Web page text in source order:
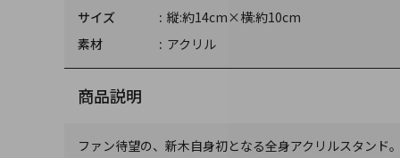
サイズ
縦:約14cm×横:約10cm
素材
アクリル
商品説明
ファン待望の、新木自身初となる全身アクリルスタンド